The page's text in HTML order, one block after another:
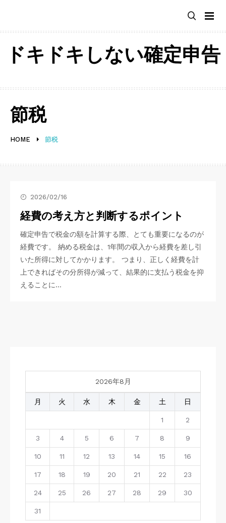
content
ドキドキしない確定申告
HOME 節税
節税
2026/02/16
経費の考え方と判断するポイント
確定申告で税金の額を計算する際、とても重要になるのが
経費です。 納める税金は、1年間の収入から経費を差し引
いた所得に対してかかります。 つまり、正しく経費を計
上できればその分所得が減って、結果的に支払う税金を抑
えることに…
2026年8月
月 火 水 木 金 土 日
1 2
3 4 5 6 7 8 9
10 11 12 13 14 15 16
17 18 19 20 21 22 23
24 25 26 27 28 29 30
31